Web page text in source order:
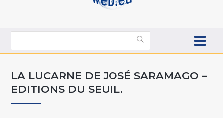
LA LUCARNE DE JOSÉ SARAMAGO –
EDITIONS DU SEUIL.